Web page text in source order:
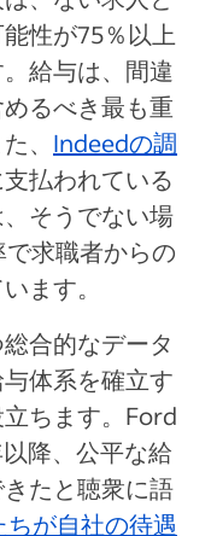
性が75％以上
給与は、間違
るべき最も重
、 Indeedの調
払われている
そうでない場
求職者からの
ます。
合的なデータ
体系を確立す
ちます。Ford
降、公平な給
たと聴衆に語
ちが自社の待遇